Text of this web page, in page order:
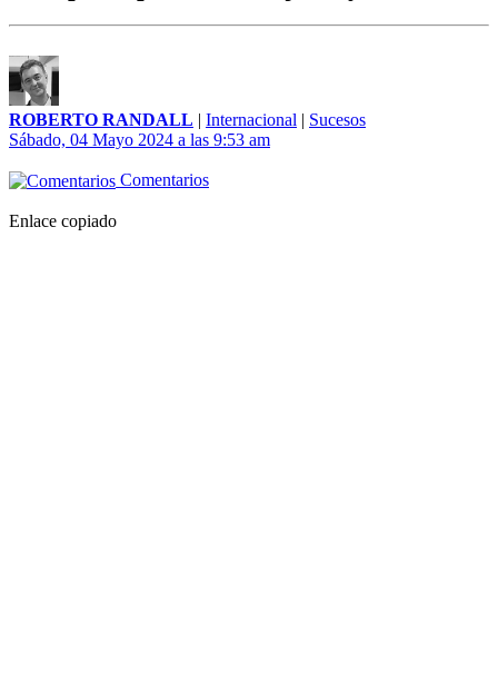
ROBERTO RANDALL | Internacional | Sucesos
Sábado, 04 Mayo 2024 a las 9:53 am
Comentarios
Enlace copiado